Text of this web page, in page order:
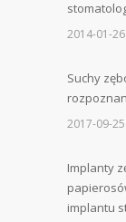
2014-01-26
Suchy
2017-09-25
Implanty
implantu